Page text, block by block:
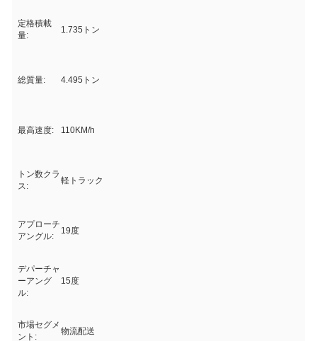
定格積載
量:
1.735トン
総質量: 4.495トン
最高速度: 110KM/h
トン数クラ
ス:
軽トラック
アプローチ
アングル:
19度
デパーチャ
ーアング
ル:
15度
市場セグメ
ント:
物流配送